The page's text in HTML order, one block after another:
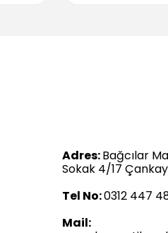
Adres:Bağcılar
Sokak 4/17
Tel No:0312 447
Mail: